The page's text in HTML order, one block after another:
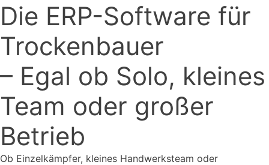
Die ERP-Software für
Trockenbauer
– Egal ob Solo, kleines
Team oder großer
Betrieb
Ob Einzelkämpfer, kleines Handwerksteam oder